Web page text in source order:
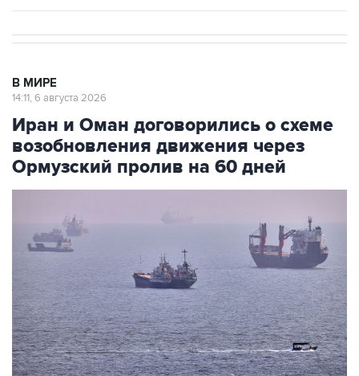
В МИРЕ
14:11, 6 августа 2026
Иран и Оман договорились о схеме
возобновления движения через
Ормузский пролив на 60 дней